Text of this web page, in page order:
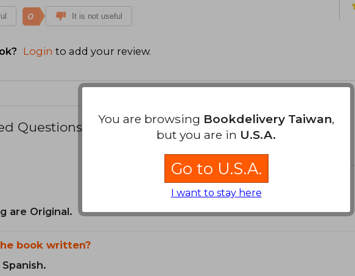
0 It is not useful
Login to add your review.
Questions about
are Original.
book written?
You are browsing Bookdelivery Taiwan,
but you are in U.S.A.
Go to U.S.A.
I want to stay here